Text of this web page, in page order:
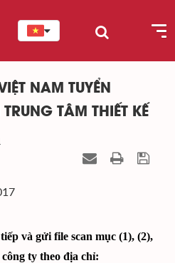
NAM TUYỂN
TÂM THIẾT KẾ
và gửi file scan mục (1), (2),
ty theo địa chỉ: